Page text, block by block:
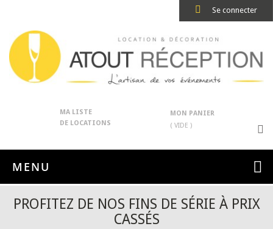
Se connecter
MA LISTE
DE LOCATIONS
MON PANIER
( VIDE )
MENU
PROFITEZ DE NOS FINS DE SÉRIE À PRIX
CASSÉS